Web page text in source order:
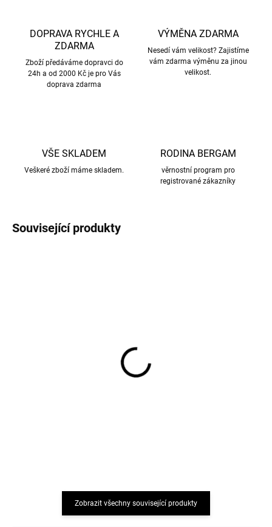
DOPRAVA RYCHLE A
ZDARMA
Zboží předáváme dopravci do
24h a od 2000 Kč je pro Vás
doprava zdarma
VÝMĚNA ZDARMA
Nesedí vám velikost? Zajistíme
vám zdarma výměnu za jinou
velikost.
VŠE SKLADEM
Veškeré zboží máme skladem.
RODINA BERGAM
věrnostní program pro
registrované zákazníky
Související produkty
Zobrazit všechny související produkty